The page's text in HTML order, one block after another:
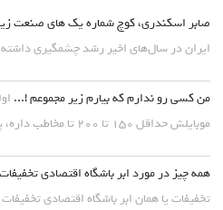
صابر اسکندری، کوچ شماره یک های صنعت
ایران در سال‌های اخیر رشد چشمگیری
من کسی رو ندارم که بیارم زیر مجموعم !...
موبایلش حداقل ۱۵۰ تا ۲۰۰ تا مخاطب داره، پس مشکل اصلی...
همه چیز در مورد ابر باشگاه اقتصادی
تخفیفات یا همان ابر باشگاه اقتصادی